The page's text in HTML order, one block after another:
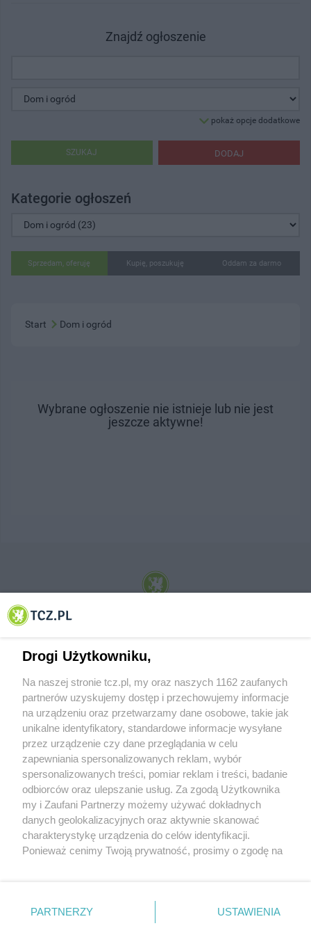
Znajdź ogłoszenie
pokaż opcje dodatkowe
DODAJ
SZUKAJ
Kategorie ogłoszeń
Sprzedam, oferuję Kupię, poszukuję Oddam za darmo
Start Dom i ogród
Wybrane ogłoszenie nie istnieje lub nie jest
jeszcze aktywne!
© 2001-2026 Tczew - TCZ.PL Sp. z o.o. Internetowy Serwis Informacyjny Miasta
O FIRMIE POLITYKA PRYWATNOŚCI HOSTING
REKLAMA WSPÓŁPRACA RSS FACEBOOK KONTAKT
Nasze serwisy
Aktualności
Tcz24
Historia miasta
Muzyka i kultura
Archiwum wydarzeń
Zdjęcia miasta
Drogi Użytkowniku,
Na naszej stronie tcz.pl, my oraz naszych 1162 zaufanych
partnerów uzyskujemy dostęp i przechowujemy informacje
na urządzeniu oraz przetwarzamy dane osobowe, takie jak
unikalne identyfikatory, standardowe informacje wysyłane
przez urządzenie czy dane przeglądania w celu
zapewniania spersonalizowanych reklam, wybór
spersonalizowanych treści, pomiar reklam i treści, badanie
odbiorców oraz ulepszanie usług. Za zgodą Użytkownika
my i Zaufani Partnerzy możemy używać dokładnych
danych geolokalizacyjnych oraz aktywnie skanować
charakterystykę urządzenia do celów identyfikacji.
Ponieważ cenimy Twoją prywatność, prosimy o zgodę na
znajdujący się w lewym dolnym rogu strony
. Niektóre
PARTNERZY USTAWIENIA